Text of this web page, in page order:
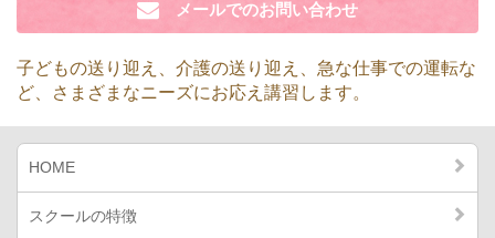
メールでのお問い合わせ
子どもの送り迎え、介護の送り迎え、急な仕事での運転な
ど、
さまざまなニーズにお応え講習します。
HOME
スクールの特徴